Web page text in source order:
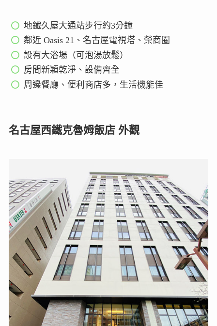
地鐵久屋大通站步行約3分鐘
鄰近 Oasis 21、名古屋電視塔、榮商圈
設有大浴場（可泡湯放鬆）
房間新穎乾淨、設備齊全
周邊餐廳、便利商店多，生活機能佳
名古屋西鐵克魯姆飯店 外觀